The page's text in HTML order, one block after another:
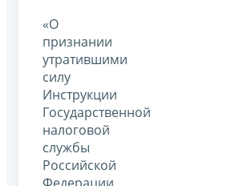
«О
признании
утратившими
силу
Инструкции
Государственной
налоговой
службы
Российской
Федерации